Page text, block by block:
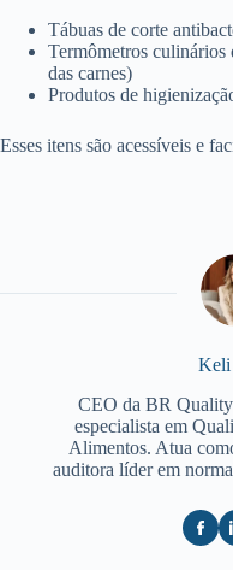
Tábuas de corte
Termômetros
das carnes)
Produtos de
Esses itens são acessíveis e
Keli
CEO da BR
especialista em
Alimentos. Atua
auditora líder em